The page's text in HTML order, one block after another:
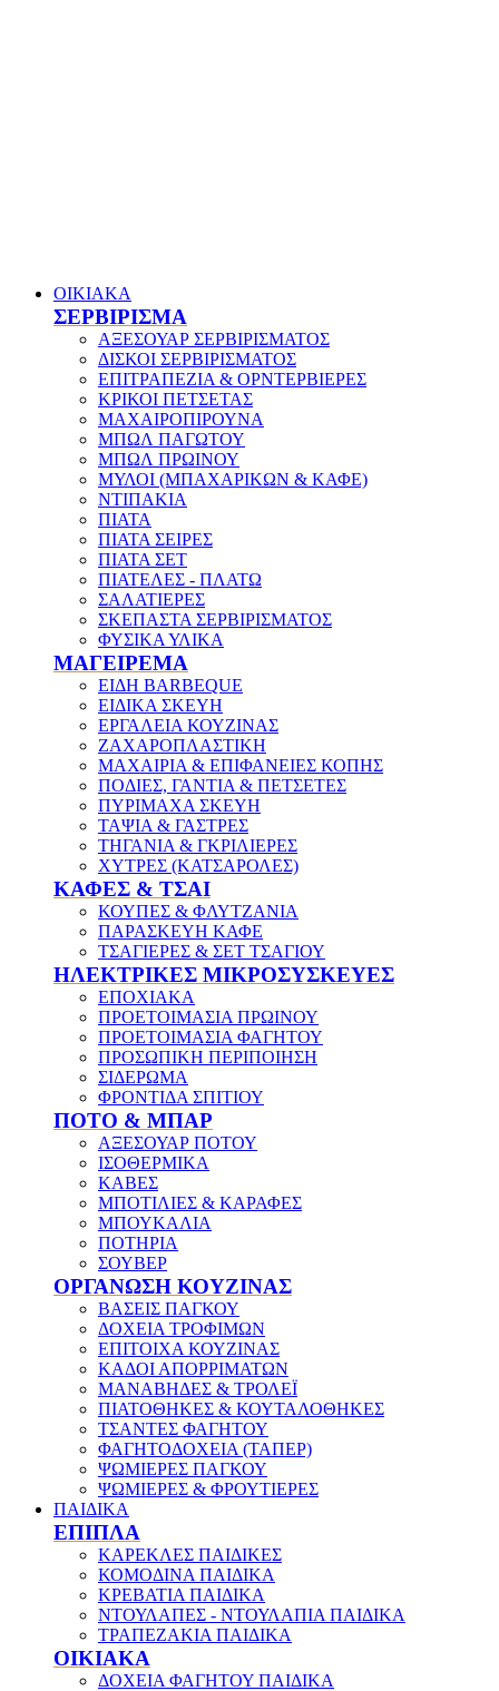
ΟΙΚΙΑΚΑ
ΣΕΡΒΙΡΙΣΜΑ
ΑΞΕΣΟΥΑΡ ΣΕΡΒΙΡΙΣΜΑΤΟΣ
ΔΙΣΚΟΙ ΣΕΡΒΙΡΙΣΜΑΤΟΣ
ΕΠΙΤΡΑΠΕΖΙΑ & ΟΡΝΤΕΡΒΙΕΡΕΣ
ΚΡΙΚΟΙ ΠΕΤΣΕΤΑΣ
ΜΑΧΑΙΡΟΠΙΡΟΥΝΑ
ΜΠΩΛ ΠΑΓΩΤΟΥ
ΜΠΩΛ ΠΡΩΙΝΟΥ
ΜΥΛΟΙ (ΜΠΑΧΑΡΙΚΩΝ & ΚΑΦΕ)
ΝΤΙΠΑΚΙΑ
ΠΙΑΤΑ
ΠΙΑΤΑ ΣΕΙΡΕΣ
ΠΙΑΤΑ ΣΕΤ
ΠΙΑΤΕΛΕΣ - ΠΛΑΤΩ
ΣΑΛΑΤΙΕΡΕΣ
ΣΚΕΠΑΣΤΑ ΣΕΡΒΙΡΙΣΜΑΤΟΣ
ΦΥΣΙΚΑ ΥΛΙΚΑ
ΜΑΓΕΙΡΕΜΑ
ΕΙΔΗ BARBEQUE
ΕΙΔΙΚΑ ΣΚΕΥΗ
ΕΡΓΑΛΕΙΑ ΚΟΥΖΙΝΑΣ
ΖΑΧΑΡΟΠΛΑΣΤΙΚΗ
ΜΑΧΑΙΡΙΑ & ΕΠΙΦΑΝΕΙΕΣ ΚΟΠΗΣ
ΠΟΔΙΕΣ, ΓΑΝΤΙΑ & ΠΕΤΣΕΤΕΣ
ΠΥΡΙΜΑΧΑ ΣΚΕΥΗ
ΤΑΨΙΑ & ΓΑΣΤΡΕΣ
ΤΗΓΑΝΙΑ & ΓΚΡΙΛΙΕΡΕΣ
ΧΥΤΡΕΣ (ΚΑΤΣΑΡΟΛΕΣ)
ΚΑΦΕΣ & ΤΣΑΙ
ΚΟΥΠΕΣ & ΦΛΥΤΖΑΝΙΑ
ΠΑΡΑΣΚΕΥΗ ΚΑΦΕ
ΤΣΑΓΙΕΡΕΣ & ΣΕΤ ΤΣΑΓΙΟΥ
ΗΛΕΚΤΡΙΚΕΣ ΜΙΚΡΟΣΥΣΚΕΥΕΣ
ΕΠΟΧΙΑΚΑ
ΠΡΟΕΤΟΙΜΑΣΙΑ ΠΡΩΙΝΟΥ
ΠΡΟΕΤΟΙΜΑΣΙΑ ΦΑΓΗΤΟΥ
ΠΡΟΣΩΠΙΚΗ ΠΕΡΙΠΟΙΗΣΗ
ΣΙΔΕΡΩΜΑ
ΦΡΟΝΤΙΔΑ ΣΠΙΤΙΟΥ
ΠΟΤΟ & ΜΠΑΡ
ΑΞΕΣΟΥΑΡ ΠΟΤΟΥ
ΙΣΟΘΕΡΜΙΚΑ
ΚΑΒΕΣ
ΜΠΟΤΙΛΙΕΣ & ΚΑΡΑΦΕΣ
ΜΠΟΥΚΑΛΙΑ
ΠΟΤΗΡΙΑ
ΣΟΥΒΕΡ
ΟΡΓΑΝΩΣΗ ΚΟΥΖΙΝΑΣ
ΒΑΣΕΙΣ ΠΑΓΚΟΥ
ΔΟΧΕΙΑ ΤΡΟΦΙΜΩΝ
ΕΠΙΤΟΙΧΑ ΚΟΥΖΙΝΑΣ
ΚΑΔΟΙ ΑΠΟΡΡΙΜΑΤΩΝ
ΜΑΝΑΒΗΔΕΣ & ΤΡΟΛΕΪ
ΠΙΑΤΟΘΗΚΕΣ & ΚΟΥΤΑΛΟΘΗΚΕΣ
ΤΣΑΝΤΕΣ ΦΑΓΗΤΟΥ
ΦΑΓΗΤΟΔΟΧΕΙΑ (ΤΑΠΕΡ)
ΨΩΜΙΕΡΕΣ ΠΑΓΚΟΥ
ΨΩΜΙΕΡΕΣ & ΦΡΟΥΤΙΕΡΕΣ
ΠΑΙΔΙΚΑ
ΕΠΙΠΛΑ
ΚΑΡΕΚΛΕΣ ΠΑΙΔΙΚΕΣ
ΚΟΜΟΔΙΝΑ ΠΑΙΔΙΚΑ
ΚΡΕΒΑΤΙΑ ΠΑΙΔΙΚΑ
ΝΤΟΥΛΑΠΕΣ - ΝΤΟΥΛΑΠΙΑ ΠΑΙΔΙΚΑ
ΤΡΑΠΕΖΑΚΙΑ ΠΑΙΔΙΚΑ
ΟΙΚΙΑΚΑ
ΔΟΧΕΙΑ ΦΑΓΗΤΟΥ ΠΑΙΔΙΚΑ